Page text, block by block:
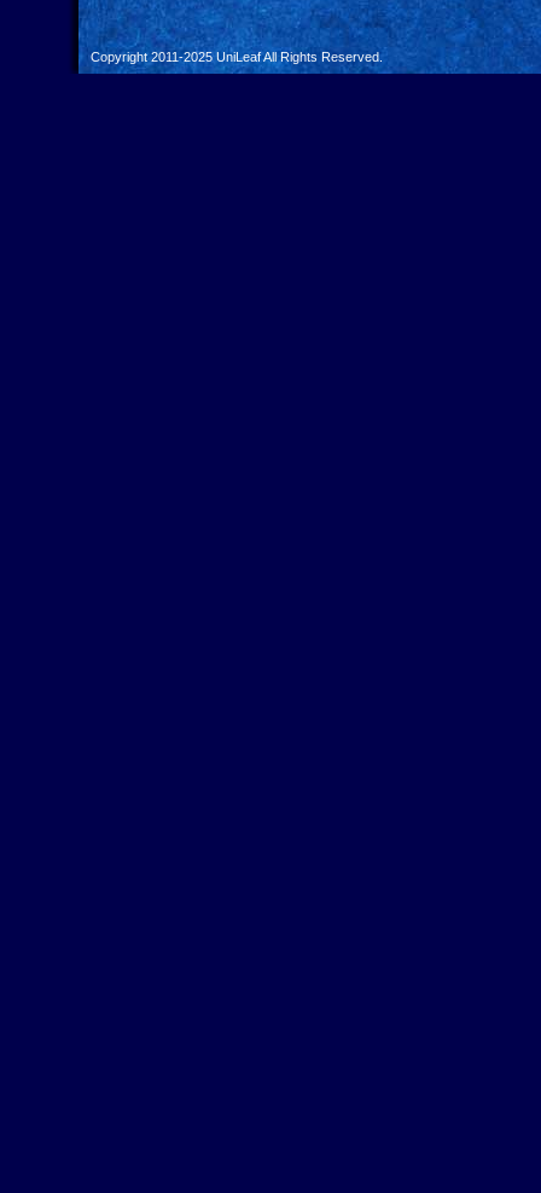
Copyright 2011-2025 UniLeafAll Rights Reserved.